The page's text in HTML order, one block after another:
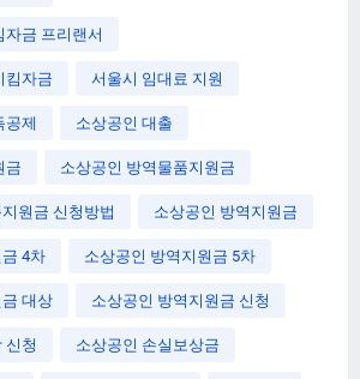
자금 프리랜서
킴자금 서울시 임대료 지원
공제 소상공인 대출
금 소상공인 방역물품지원금
원금 신청방법 소상공인 방역지원금
4차 소상공인 방역지원금 5차
대상 소상공인 방역지원금 신청
신청 소상공인 손실보상금